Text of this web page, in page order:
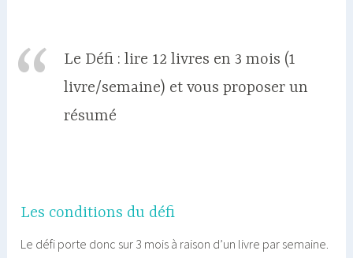
Le Défi : lire 12 livres en 3 mois (1
livre/semaine) et vous proposer un
résumé
Les conditions du défi
Le défi porte donc sur 3 mois à raison d’un livre par semaine.